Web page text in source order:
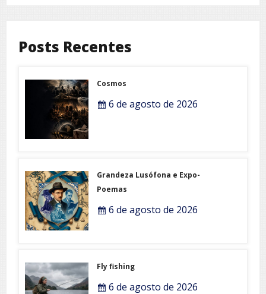
Posts Recentes
Cosmos
6 de agosto de 2026
Grandeza Lusófona e Expo-
Poemas
6 de agosto de 2026
Fly fishing
6 de agosto de 2026